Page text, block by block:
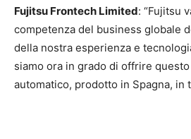
Fujitsu Frontech Limited: “Fujitsu
competenza del business globale
della nostra esperienza e
siamo ora in grado di offrire
automatico, prodotto in Spagna, in